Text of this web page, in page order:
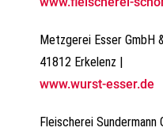
Metzgerei Esser GmbH
41812 Erkelenz |
www.wurst-esser.de
Fleischerei